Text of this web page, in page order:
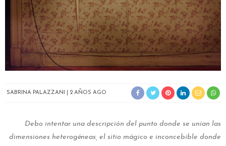
SABRINA PALAZZANI 2 AÑOS AGO
Debo intentar una descripción del punto donde se unían las
dimensiones heterogéneas, el sitio mágico e inconcebible donde